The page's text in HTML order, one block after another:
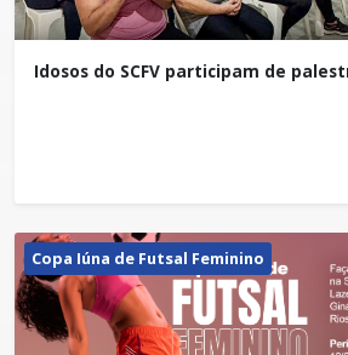
Idosos do SCFV participam de
Copa Iúna de Futsal Feminino